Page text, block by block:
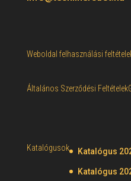
Weboldal felhasználási
Általános Szerződési Feltételek
Katalógusok Katalógus
Katalógus